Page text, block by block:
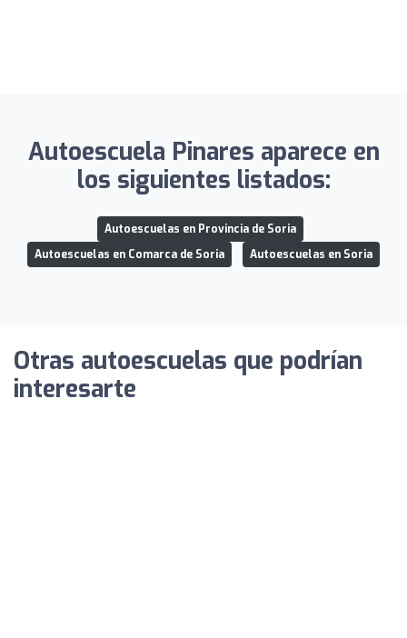
Autoescuela Pinares aparece en
los siguientes listados:
Autoescuelas en Provincia de Soria
Autoescuelas en Comarca de Soria
Autoescuelas en Soria
Otras autoescuelas que podrían
interesarte